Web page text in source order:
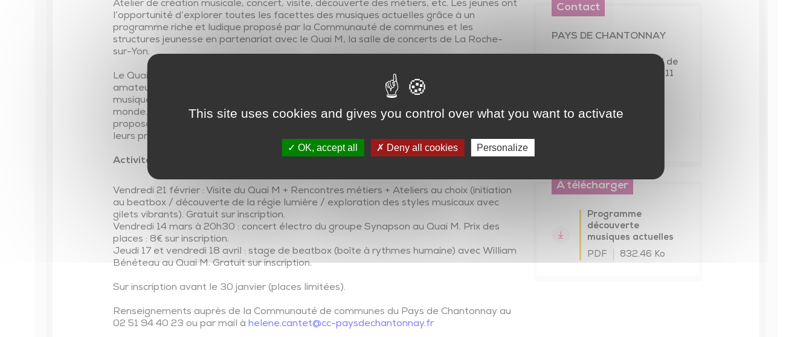
Parcours éducatifs
Ambitions familles
Transports en commun
En voiture…autrement
Plan de mobilité et réseau des partenaires
Atelier de création musicale, concert, visite, découverte des métiers, etc. Les jeunes ont
l’opportunité d’explorer toutes les facettes des musiques actuelles grâce à un
programme riche et ludique proposé par la Communauté de communes et les
structures jeunesse en partenariat avec le Quai M, la salle de concerts de La Roche-
sur-Yon.
Le Quai M est une salle de concerts qui accueille des artistes du monde entier,
amateurs ou professionnels, avec une programmation éclectique : rock, hip-hop, métal,
musiques électroniques, chanson française, musiques afro-américaines ou musiques du
monde. En parallèle, le Quai M soutient les talents locaux et régionaux en leur
proposant des studios de répétition et des résidences artistiques pour développer
leurs projets.
Activités proposées aux jeunes du Pays de Chantonnay, à partir de 11 ans :
Vendredi 21 février : Visite du Quai M + Rencontres métiers + Ateliers au choix (initiation
au beatbox / découverte de la régie lumière / exploration des styles musicaux avec
gilets vibrants). Gratuit sur inscription.
Vendredi 14 mars à 20h30 : concert électro du groupe Synapson au Quai M. Prix des
places : 8€ sur inscription.
Jeudi 17 et vendredi 18 avril : stage de beatbox (boîte à rythmes humaine) avec William
Bénéteau au Quai M. Gratuit sur inscription.
Sur inscription avant le 30 janvier (places limitées).
Renseignements auprès de la Communauté de communes du Pays de Chantonnay au
02 51 94 40 23 ou par mail àhelene.cantet@cc-paysdechantonnay.fr
Contact
PAYS DE CHANTONNAY
65 avenue du Général de
Gaulle - CS60098 85111
02 51 94 40 23
À télécharger
Programme
découverte
musiques actuelles
PDF
832.46 Ko
This site uses cookies and gives you control over what you want to activate
OK, accept all Deny all cookies Personalize